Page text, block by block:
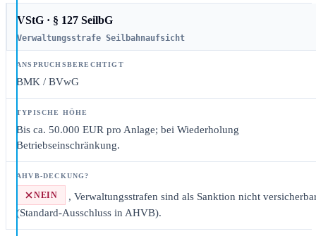
VStG · § 127 SeilbG
Verwaltungsstrafe Seilbahnaufsicht
BMK / BVwG
Bis ca. 50.000 EUR pro Anlage; bei Wiederholung
Betriebseinschränkung.
NEIN
, Verwaltungsstrafen sind als Sanktion nicht
(Standard-Ausschluss in AHVB).